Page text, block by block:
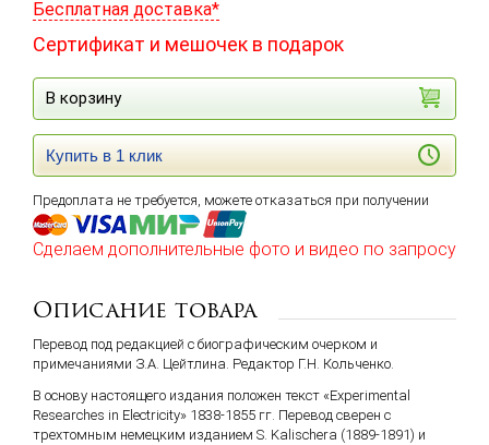
Бесплатная доставка*
Сертификат и мешочек в подарок
В корзину
Купить в 1 клик
Предоплата не требуется, можете отказаться при получении
Сделаем дополнительные фото и видео по запросу
Описание товара
Перевод под редакцией с биографическим очерком и
примечаниями З.А. Цейтлина. Редактор Г.Н. Кольченко.
В основу настоящего издания положен текст «Experimental
Researches in Electricity» 1838-1855 гг. Перевод сверен с
трехтомным немецким изданием S. Kalischera (1889-1891) и